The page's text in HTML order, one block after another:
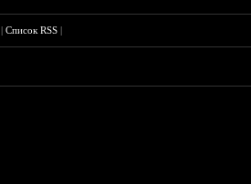
|Список RSS |